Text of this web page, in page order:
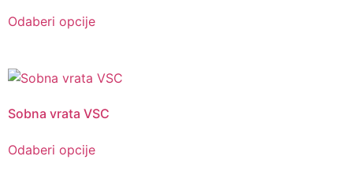
Odaberi opcije
Sobna vrata VSC
Odaberi opcije